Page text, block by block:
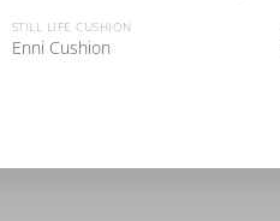
STILL LIFE CUSHION
Enni Cushion